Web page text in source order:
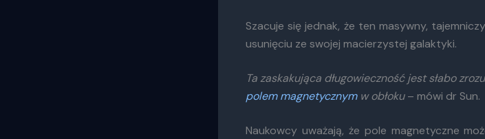
Szacuje się jednak, że ten masywny,
usunięciu ze swojej macierzystej galaktyki.
Ta zaskakująca długowieczność jest słabo
polem magnetycznymw obłoku– mówi dr Sun.
Naukowcy uważają, że pole magnetyczne